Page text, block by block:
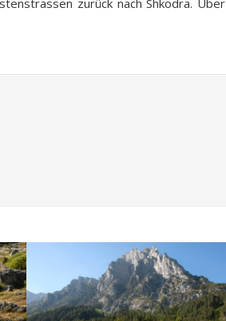
zurück nach Shkodra. Über